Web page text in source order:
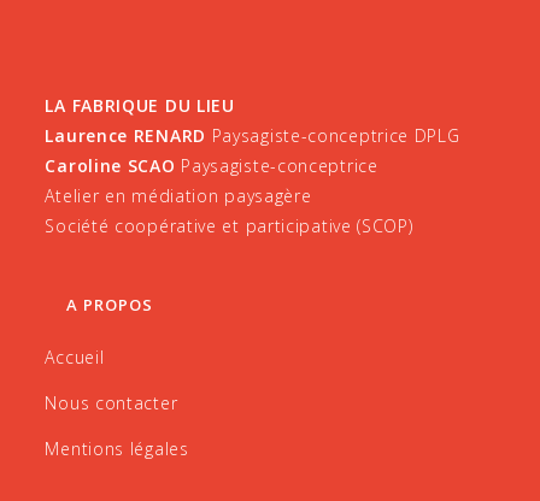
LA FABRIQUE DU LIEU
Laurence RENARD Paysagiste-conceptrice DPLG
Caroline SCAO Paysagiste-conceptrice
Atelier en médiation paysagère
Société coopérative et participative (SCOP)
A PROPOS
Accueil
Nous contacter
Mentions légales